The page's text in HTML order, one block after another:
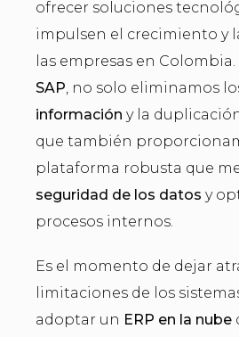
ofrecer soluciones
impulsen el crecimiento y
las empresas en Colombia.
SAP, no solo eliminamos
información y la
que también
plataforma robusta que
seguridad de los datos y
procesos internos.
Es el momento de dejar
limitaciones de los
adoptar un ERP en la nube